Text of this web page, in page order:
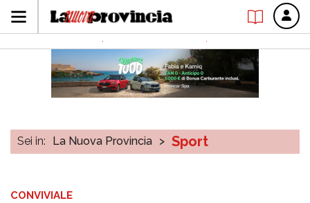
Sei in: La Nuova Provincia > Sport
CONVIVIALE